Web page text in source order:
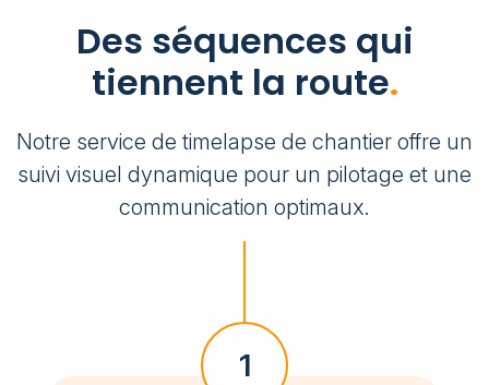
Des séquences qui
tiennent la route.
Notre service de timelapse de chantier offre un
suivi visuel dynamique pour un pilotage et une
communication optimaux.
1